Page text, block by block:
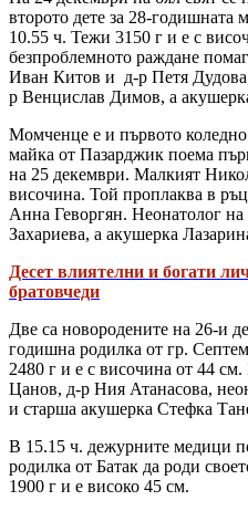
второто дете за 28-годишната
10.55 ч. Тежи 3150 г и е с
безпроблемното раждане
Иван Китов и д-р Петя
р Венцислав Димов, а
Момченце е и първото
майка от Пазарджик поема
на 25 декември. Малкият
височина. Той проплаква в
Анна Геворгян. Неонатолог
Захариева, а акушерка
Десет влиятелни и богати
братовчеди
Две са новородените на 26-и
годишна родилка от гр.
2480 г и е с височина от 44
Цанов, д-р Ния Атанасова,
и старша акушерка Стефка
В 15.15 ч. дежурните медици
родилка от Батак да роди
1900 г и е високо 45 см.